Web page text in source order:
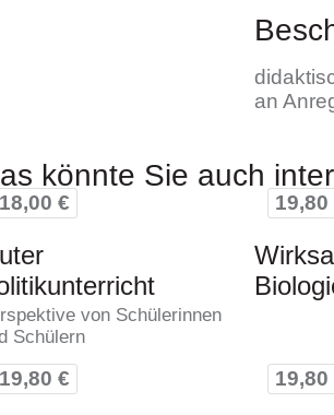
an
könnte Sie auch
18,00 €
von Schülerinnen
Schülern
19,80
19,80 € 19,80